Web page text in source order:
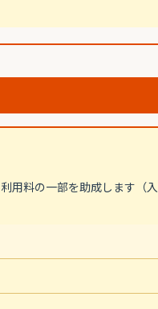
用料の一部を助成します（入